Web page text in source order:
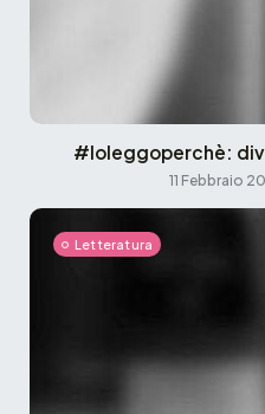
#Ioleggoperchè:
11 Febbraio
Letteratura